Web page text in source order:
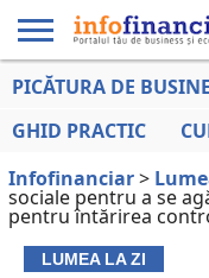
EDUCAȚIE
LA ZI
AFACERILOR
PICĂTURA DE
GHID PRACTIC
Infofinanciar>
sociale pentru a se
pentru întărirea
LUMEA LA ZI